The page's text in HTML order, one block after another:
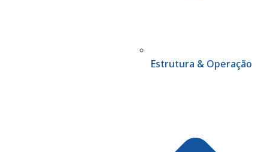
Estrutura & Operação